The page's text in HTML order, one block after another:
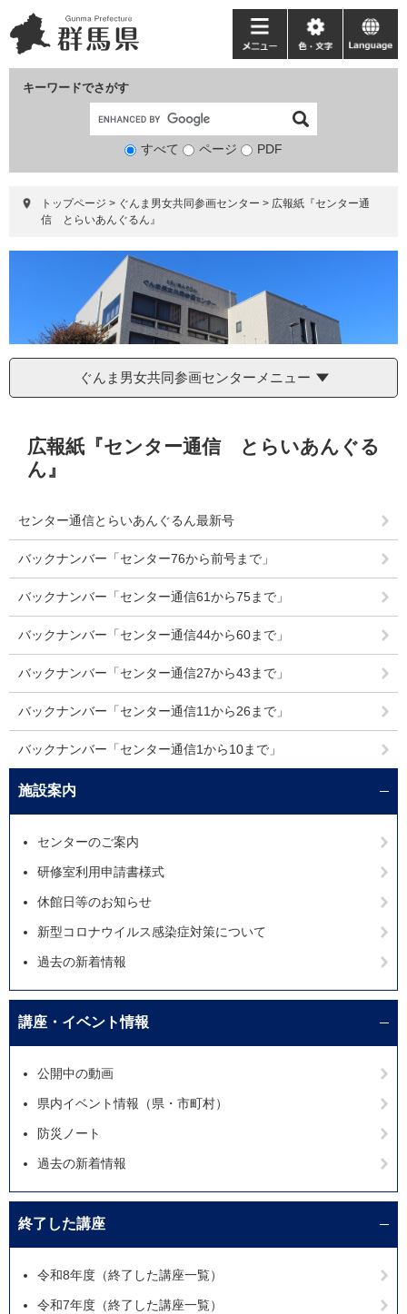
ー
ジ
ニ
ュ
て
キーワードでさがす
検
象
すべて ページ PDF
メ
ニ
ー
色・
文
language
トップページ > ぐんま男女共同参画センター > 広報紙『センター通
信 とらいあんぐるん』
ぐんま男女共同参画センターメニュー
広報紙『センター通信 とらいあんぐる
ん』
センター通信とらいあんぐるん最新号
バックナンバー「センター76から前号まで」
バックナンバー「センター通信61から75まで」
バックナンバー「センター通信44から60まで」
バックナンバー「センター通信27から43まで」
バックナンバー「センター通信11から26まで」
バックナンバー「センター通信1から10まで」
施設案内
センターのご案内
研修室利用申請書様式
休館日等のお知らせ
新型コロナウイルス感染症対策について
過去の新着情報
講座・イベント情報
公開中の動画
県内イベント情報（県・市町村）
防災ノート
過去の新着情報
終了した講座
令和8年度（終了した講座一覧）
令和7年度（終了した講座一覧）